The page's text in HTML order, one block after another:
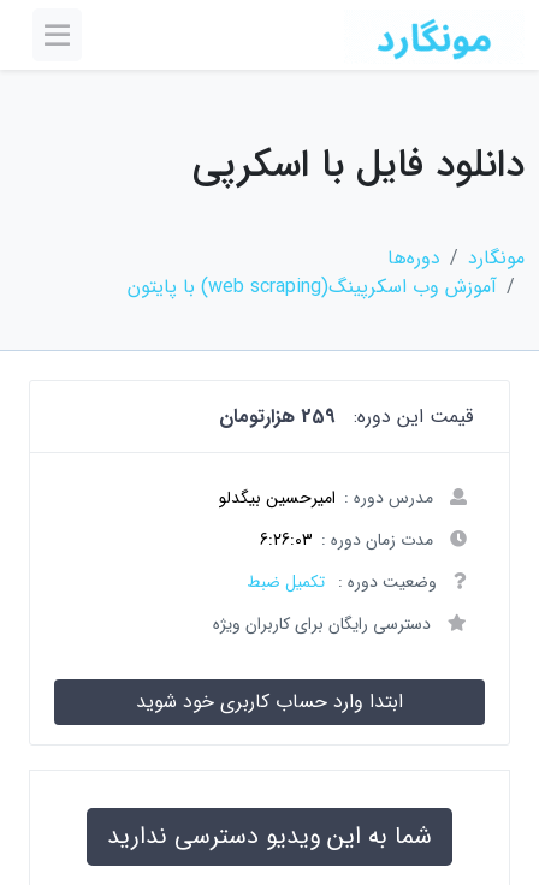
دانلود فایل با اسکرپی
مونگارد
دوره‌ها
آموزش وب اسکرپینگ(web scraping) با پایتون
قیمت این دوره: 259 هزارتومان
مدرس دوره : امیرحسین بیگدلو
مدت زمان دوره : 6:26:03
وضعیت دوره : تکمیل ضبط
دسترسی رایگان برای کاربران ویژه
ابتدا وارد حساب کاربری خود شوید
شما به این ویدیو دسترسی ندارید